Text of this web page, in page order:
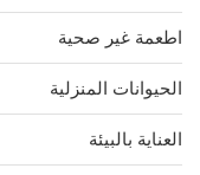
اطعمة غير صحية
الحيوانات المنزلية
العناية بالبيئة